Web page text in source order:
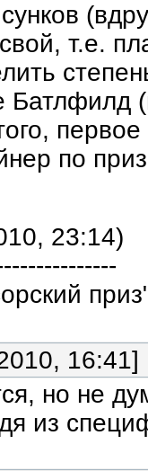
т.е.
Батлфилд
по
23:14)
16:41]
но не
из